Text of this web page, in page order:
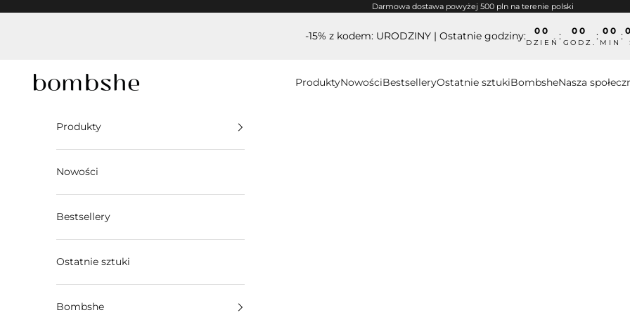
Darmowa dostawa powyżej 500 pln na terenie polski
-15% z kodem: URODZINY | Ostatnie godziny: 00
DZIEŃ
: 00
GODZ.
: 00
MIN
:
Bombshe ProduktyNowościBestselleryOstatnie sztukiBombsheNasza
Produkty
Nowości
Bestsellery
Ostatnie sztuki
Bombshe